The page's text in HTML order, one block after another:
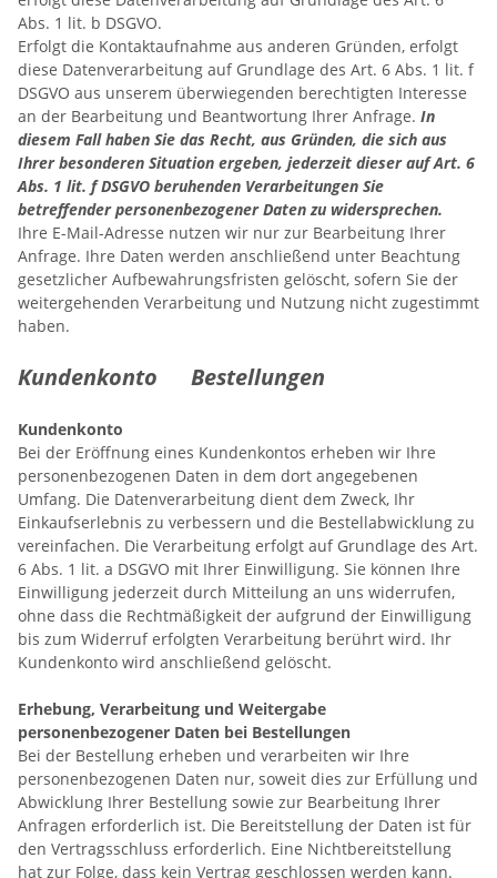
Abs. 1 lit. b DSGVO.
Erfolgt die Kontaktaufnahme aus anderen Gründen, erfolgt
diese Datenverarbeitung auf Grundlage des Art. 6 Abs. 1 lit. f
DSGVO aus unserem überwiegenden berechtigten Interesse
an der Bearbeitung und Beantwortung Ihrer Anfrage. In
diesem Fall haben Sie das Recht, aus Gründen, die sich aus
Ihrer besonderen Situation ergeben, jederzeit dieser auf Art. 6
Abs. 1 lit. f DSGVO beruhenden Verarbeitungen Sie
betreffender personenbezogener Daten zu widersprechen.
Ihre E-Mail-Adresse nutzen wir nur zur Bearbeitung Ihrer
Anfrage. Ihre Daten werden anschließend unter Beachtung
gesetzlicher Aufbewahrungsfristen gelöscht, sofern Sie der
weitergehenden Verarbeitung und Nutzung nicht zugestimmt
haben.
Kundenkonto Bestellungen
Kundenkonto
Bei der Eröffnung eines Kundenkontos erheben wir Ihre
personenbezogenen Daten in dem dort angegebenen
Umfang. Die Datenverarbeitung dient dem Zweck, Ihr
Einkaufserlebnis zu verbessern und die Bestellabwicklung zu
vereinfachen. Die Verarbeitung erfolgt auf Grundlage des Art.
6 Abs. 1 lit. a DSGVO mit Ihrer Einwilligung. Sie können Ihre
Einwilligung jederzeit durch Mitteilung an uns widerrufen,
ohne dass die Rechtmäßigkeit der aufgrund der Einwilligung
bis zum Widerruf erfolgten Verarbeitung berührt wird. Ihr
Kundenkonto wird anschließend gelöscht.
Erhebung, Verarbeitung und Weitergabe
personenbezogener Daten bei Bestellungen
Bei der Bestellung erheben und verarbeiten wir Ihre
personenbezogenen Daten nur, soweit dies zur Erfüllung und
Abwicklung Ihrer Bestellung sowie zur Bearbeitung Ihrer
Anfragen erforderlich ist. Die Bereitstellung der Daten ist für
den Vertragsschluss erforderlich. Eine Nichtbereitstellung
hat zur Folge, dass kein Vertrag geschlossen werden kann.